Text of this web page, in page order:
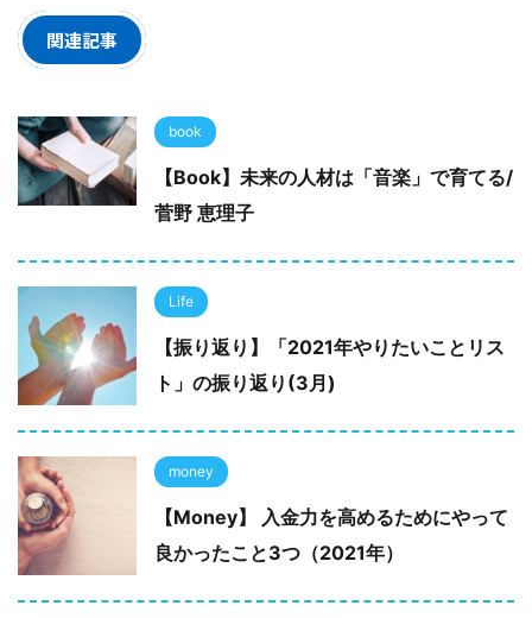
関連記事
book
【Book】未来の人材は「音楽」で育てる/
菅野 恵理子
Life
【振り返り】「2021年やりたいことリス
ト」の振り返り(3月)
money
【Money】 入金力を高めるためにやって
良かったこと3つ（2021年）